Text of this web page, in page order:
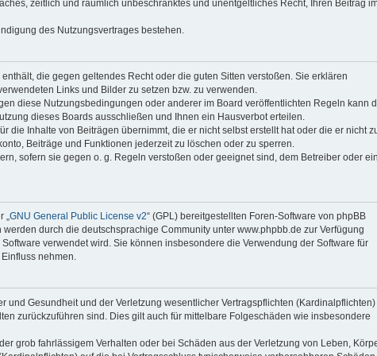
zeitlich und räumlich unbeschränktes und unentgeltliches Recht, Ihren Beitrag
des Nutzungsvertrages bestehen.
die gegen geltendes Recht oder die guten Sitten verstoßen. Sie erklären
Links und Bilder zu setzen bzw. zu verwenden.
diese Nutzungsbedingungen oder anderer im Board veröffentlichten Regeln kann
dieses Boards ausschließen und Ihnen ein Hausverbot erteilen.
die Inhalte von Beiträgen übernimmt, die er nicht selbst erstellt hat oder die er nicht
Beiträge und Funktionen jederzeit zu löschen oder zu sperren.
sofern sie gegen o. g. Regeln verstoßen oder geeignet sind, dem Betreiber oder
„GNU General Public License v2“ (GPL) bereitgestellten Foren-Software von phpBB
durch die deutschsprachige Community unter www.phpbb.de zur Verfügung
verwendet wird. Sie können insbesondere die Verwendung der Software für
nehmen.
und Gesundheit und der Verletzung wesentlicher Vertragspflichten
zurückzuführen sind. Dies gilt auch für mittelbare Folgeschäden wie insbesondere
grob fahrlässigem Verhalten oder bei Schäden aus der Verletzung von Leben,